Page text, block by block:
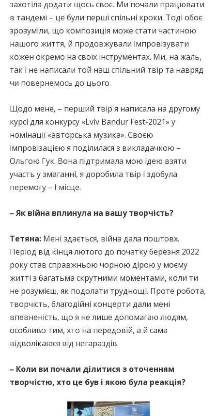
захотіла додати щось своє. Ми почали працювати
в тандемі – це були перші спільні кроки. Тоді обоє
зрозуміли, що композиція може стати частиною
нашого життя, й продовжували імпровізувати
кожен окремо на своїх інструментах. Ми, на жаль,
так і не написали той наш спільний твір та навряд
чи повернемось до цього.
Щодо мене, – перший твір я написала на другому
курсі для конкурсу «Lviv Bandur Fest-2021» у
номінації «авторська музика». Своєю
імпровізацією я поділилася з викладачкою –
Ольгою Гук. Вона підтримала мою ідею взяти
участь у змаганні, я доробила твір і здобула
перемогу – І місце.
– Як війна вплинула на вашу творчість?
Тетяна: Мені здається, війна дала поштовх.
Період від кінця лютого до початку березня 2022
року став справжньою чорною дірою у моєму
житті з багатьма скрутними моментами, коли ти
не розумієш, як подолати труднощі. Проте робота,
творчість, благодійні концерти дали мені
впевненість, що я не лише допомагаю людям,
особливо тим, хто на передовій, а й сама
відволікаюся від негараздів.
– Коли ви почали ділитися з оточенням
творчістю, хто це був і якою була реакція?